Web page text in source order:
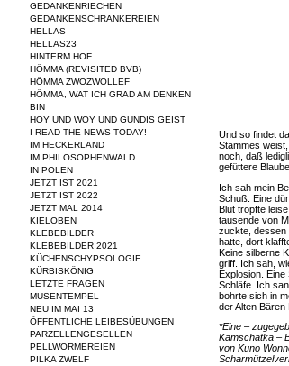
GEDANKENRIECHEN
GEDANKENSCHRANKEREIEN
HELLAS
HELLAS23
HINTERM HOF
HÖMMA (REVISITED BVB)
HÖMMA ZWOZWOLLEF
HÖMMA, WAT ICH GRAD AM DENKEN
BIN
HOY UND WOY UND GUNDIS GEIST
I READ THE NEWS TODAY!
IM HECKERLAND
IM PHILOSOPHENWALD
IN POLEN
JETZT IST 2021
JETZT IST 2022
JETZT MAL 2014
KIELOBEN
KLEBEBILDER
KLEBEBILDER 2021
KÜCHENSCHYPSOLOGIE
KÜRBISKÖNIG
LETZTE FRAGEN
MUSENTEMPEL
NEU IM MAI 13
ÖFFENTLICHE LEIBESÜBUNGEN
PARZELLENGESELLEN
PELLWORMEREIEN
PILKA ZWELF
Und so findet
Stammes
noch, daß
gefüttere
Ich sah mein
Schuß. Eine
Blut tropfte
tausende von
zuckte, dessen
hatte, dort
Keine silberne
griff. Ich sah,
Explosion. Eine
Schläfe. Ich
bohrte sich in
der Alten Bären
*Eine –
Kamschatka –
von Kuno